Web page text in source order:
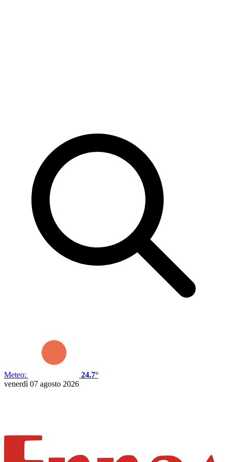
Meteo:
24.7°
venerdì 07 agosto 2026